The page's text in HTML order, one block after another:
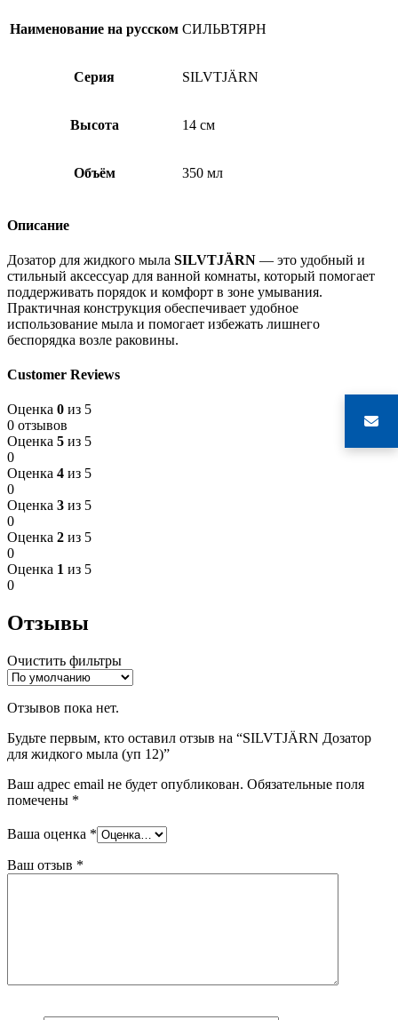
Наименование на русском СИЛЬВТЯРН
Серия SILVTJÄRN
Высота 14 см
Объём 350 мл
Описание
Дозатор для жидкого мыла SILVTJÄRN — это удобный и
стильный аксессуар для ванной комнаты, который помогает
поддерживать порядок и комфорт в зоне умывания.
Практичная конструкция обеспечивает удобное
использование мыла и помогает избежать лишнего
беспорядка возле раковины.
Customer Reviews
Оценка 0 из 5
0 отзывов
Оценка 5 из 5
0
Оценка 4 из 5
0
Оценка 3 из 5
0
Оценка 2 из 5
0
Оценка 1 из 5
0
Отзывы
Очистить фильтры
Отзывов пока нет.
Будьте первым, кто оставил отзыв на “SILVTJÄRN Дозатор
для жидкого мыла (уп 12)”
Ваш адрес email не будет опубликован. Обязательные поля
помечены *
Ваша оценка *
Ваш отзыв *